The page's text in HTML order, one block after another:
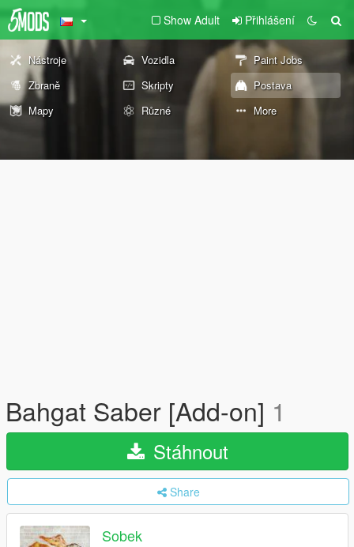
Show Adult Přihlášení
Nástroje Vozidla
Paint Jobs
Zbraně
Skripty
Postava
Mapy
Různé More
Bahgat Saber [Add-on] 1
Stáhnout
Share
Sobek